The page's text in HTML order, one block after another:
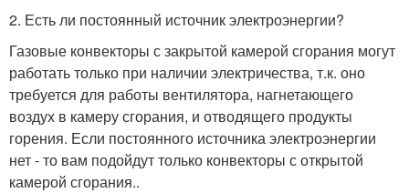
2. Есть ли постоянный источник электроэнергии?
Газовые конвекторы с закрытой камерой сгорания могут
работать только при наличии электричества, т.к. оно
требуется для работы вентилятора, нагнетающего
воздух в камеру сгорания, и отводящего продукты
горения. Если постоянного источника электроэнергии
нет - то вам подойдут только конвекторы с открытой
камерой сгорания..